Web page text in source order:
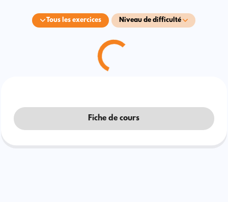
Tous les exercices Niveau de difficulté
Fiche de cours